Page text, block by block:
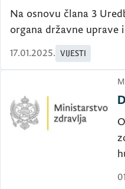
Na osnovu člana 3
organa državne uprave
17.01.2025. VIJESTI